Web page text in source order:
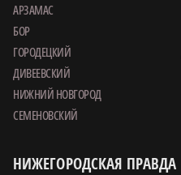
АРЗАМАС
БОР
ГОРОДЕЦКИЙ
ДИВЕЕВСКИЙ
НИЖНИЙ НОВГОРОД
СЕМЕНОВСКИЙ
НИЖЕГОРОДСКАЯ ПРАВДА